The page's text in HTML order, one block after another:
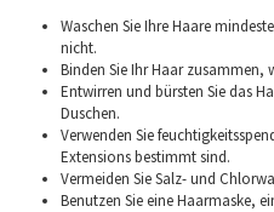
Waschen Sie Ihre Haare
nicht.
Binden Sie Ihr Haar zusammen,
Entwirren und bürsten Sie das
Duschen.
Verwenden Sie
Extensions bestimmt sind.
Vermeiden Sie Salz- und
Benutzen Sie eine Haarmaske,